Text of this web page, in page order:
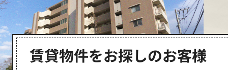
賃貸物件をお探しのお客様